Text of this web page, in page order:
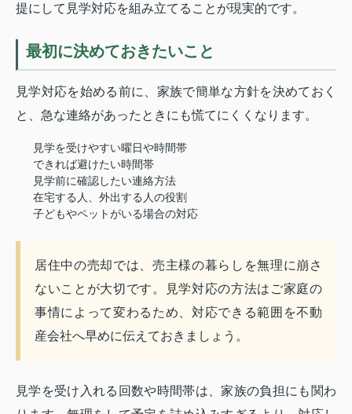
提にして見学対応を組み立てることが現実的です。
最初に決めておきたいこと
見学対応を始める前に、家族で簡単な方針を決めておく
と、急な連絡があったときにも慌てにくくなります。
見学を受けやすい曜日や時間帯
できれば避けたい時間帯
見学前に確認したい連絡方法
在宅する人、外出する人の役割
子どもやペットがいる場合の対応
居住中の売却では、売主様の暮らしを無理に崩さ
ないことが大切です。見学対応の方法はご家庭の
事情によって変わるため、対応できる範囲を不動
産会社へ早めに伝えておきましょう。
見学を受け入れる回数や時間帯は、家族の負担にも関わ